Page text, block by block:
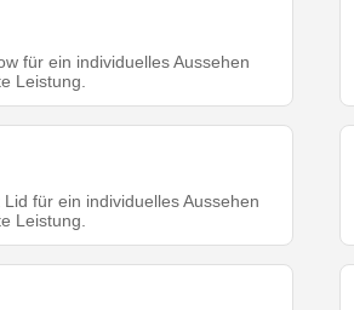
für ein individuelles Aussehen
Leistung.
für ein individuelles Aussehen
Leistung.